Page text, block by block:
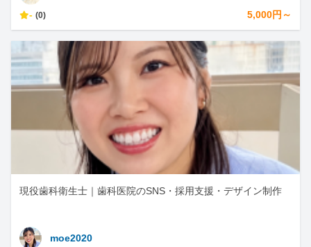
- (0) 5,000円～
現役歯科衛生士｜歯科医院のSNS・採用支援・デザイン制作
moe2020